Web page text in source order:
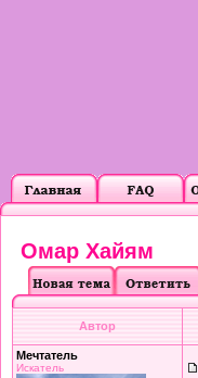
Омар Хайям
Автор
Мечтатель
Искатель